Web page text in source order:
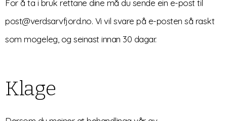
For å ta i bruk rettane dine må du sende ein e-post til
post@verdsarvfjord.no. Vi vil svare på e-posten så raskt
som mogeleg, og seinast innan 30 dagar.
Klage